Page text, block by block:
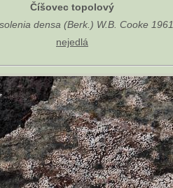
Číšovec topolový
densa (Berk.) W.B. Cooke 1961
nejedlá